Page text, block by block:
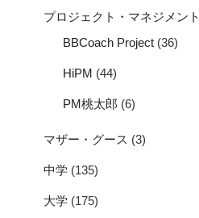
プロジェクト・マネジメント
BBCoach Project (36)
HiPM (44)
PM桃太郎 (6)
マザー・グース (3)
中学 (135)
大学 (175)